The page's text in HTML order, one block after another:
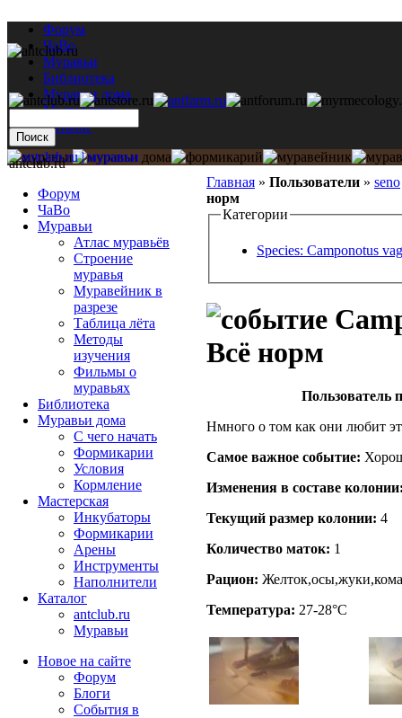
Форум
ЧаВо
Муравьи
Библиотека
Муравьи дома
Мастерская
Каталог
Главная » Пользователи » seno
норм
Категории
Species: Camponotus
Всё норм
Пользователь
Нмного о том как они любит
Самое важное событие:
Изменения в составе
Текущий размер кoлонии: 4
Количество маток: 1
Рацион:
Температура: 27-28°C
antclub.ru
Форум
ЧаВо
Муравьи
Атлас муравьёв
Строение
муравья
Муравейник в
разрезе
Таблица лёта
Методы
изучения
Фильмы о
муравьях
Библиотека
Муравьи дома
С чего начать
Формикарии
Условия
Кормление
Мастерская
Инкубаторы
Формикарии
Арены
Инструменты
Наполнители
Каталог
antclub.ru
Муравьи
Новое на сайте
Форум
Блоги
События в